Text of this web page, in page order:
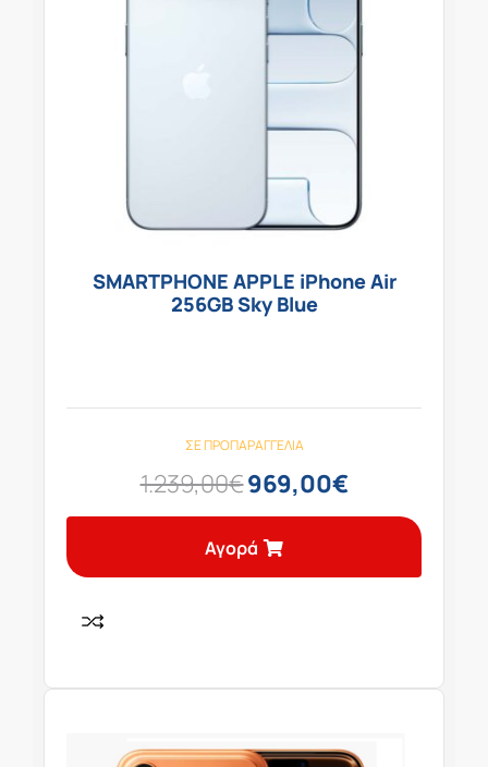
SMARTPHONE APPLE iPhone Air
256GB Sky Blue
ΣΕ ΠΡΟΠΑΡΑΓΓΕΛΊΑ
1.239,00€969,00€
Αγορά